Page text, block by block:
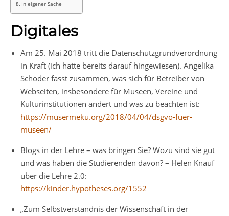
In eigener Sache
Digitales
Am 25. Mai 2018 tritt die Datenschutzgrundverordnung
in Kraft (ich hatte bereits darauf hingewiesen). Angelika
Schoder fasst zusammen, was sich für Betreiber von
Webseiten, insbesondere für Museen, Vereine und
Kulturinstitutionen ändert und was zu beachten ist:
https://musermeku.org/2018/04/04/dsgvo-fuer-
museen/
Blogs in der Lehre – was bringen Sie? Wozu sind sie gut
und was haben die Studierenden davon? – Helen Knauf
über die Lehre 2.0:
https://kinder.hypotheses.org/1552
„Zum Selbstverständnis der Wissenschaft in der